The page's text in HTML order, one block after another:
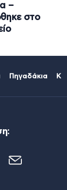
–
στο
Πηγαδάκια